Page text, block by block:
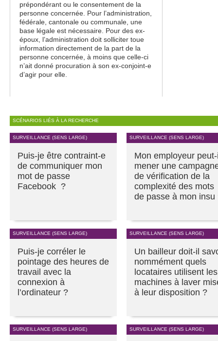
prépondérant ou le consentement de la
personne concernée. Pour l’administration,
fédérale, cantonale ou communale, une
base légale est nécessaire. Pour des ex-
époux, l’administration doit solliciter toue
information directement de la part de la
personne concernée, à moins que celle-ci
n’ait donné procuration à son ex-conjoint-e
d’agir pour elle.
SCÉNARIOS LIÉS À LA RECHERCHE
SURVEILLANCE (SENS LARGE)
Puis-je être contraint-e
de communiquer mon
mot de passe
Facebook ?
SURVEILLANCE (SENS LARGE)
Mon employeur
mener une
de vérification de la
complexité des mots
de passe à mon insu
SURVEILLANCE (SENS LARGE)
Puis-je corréler le
pointage des heures de
travail avec la
connexion à
l’ordinateur ?
SURVEILLANCE (SENS LARGE)
Un bailleur doit-il
nommément quels
locataires utilisent les
machines à laver
à leur disposition ?
SURVEILLANCE (SENS LARGE) SURVEILLANCE (SENS LARGE)